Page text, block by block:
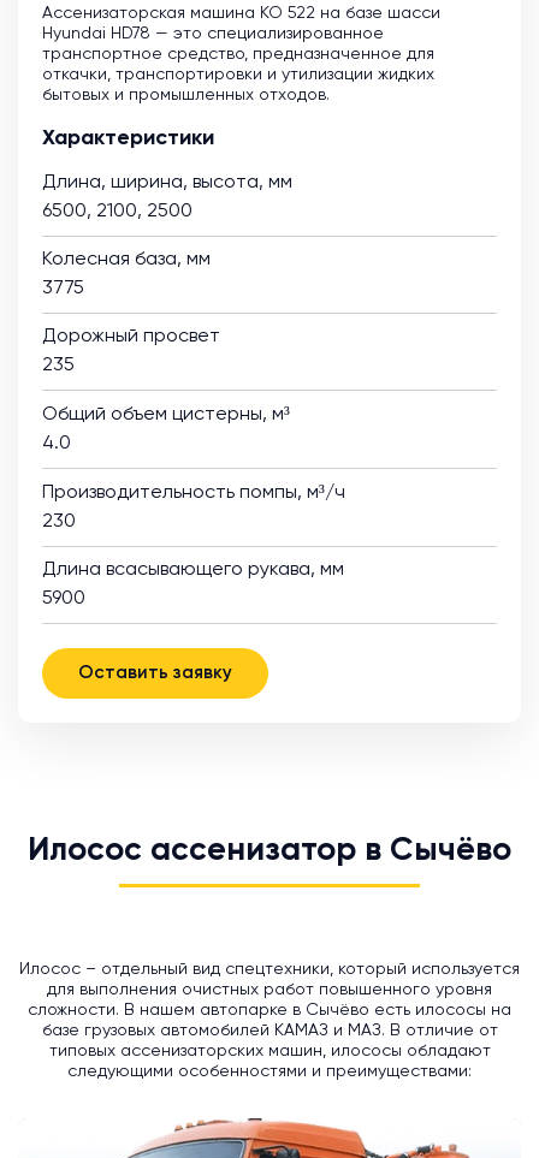
Ассенизаторская машина KO 522 на базе шасси
Hyundai HD78 — это специализированное
транспортное средство, предназначенное для
откачки, транспортировки и утилизации жидких
бытовых и промышленных отходов.
Характеристики
Длина, ширина, высота, мм
6500, 2100, 2500
Колесная база, мм
3775
Дорожный просвет
235
Общий объем цистерны, м³
4.0
Производительность помпы, м³/ч
230
Длина всасывающего рукава, мм
5900
Оставить заявку
Илосос ассенизатор в Сычёво
Илосос – отдельный вид спецтехники, который используется
для выполнения очистных работ повышенного уровня
сложности. В нашем автопарке в Сычёво есть илососы на
базе грузовых автомобилей КАМАЗ и МАЗ. В отличие от
типовых ассенизаторских машин, илососы обладают
следующими особенностями и преимуществами: